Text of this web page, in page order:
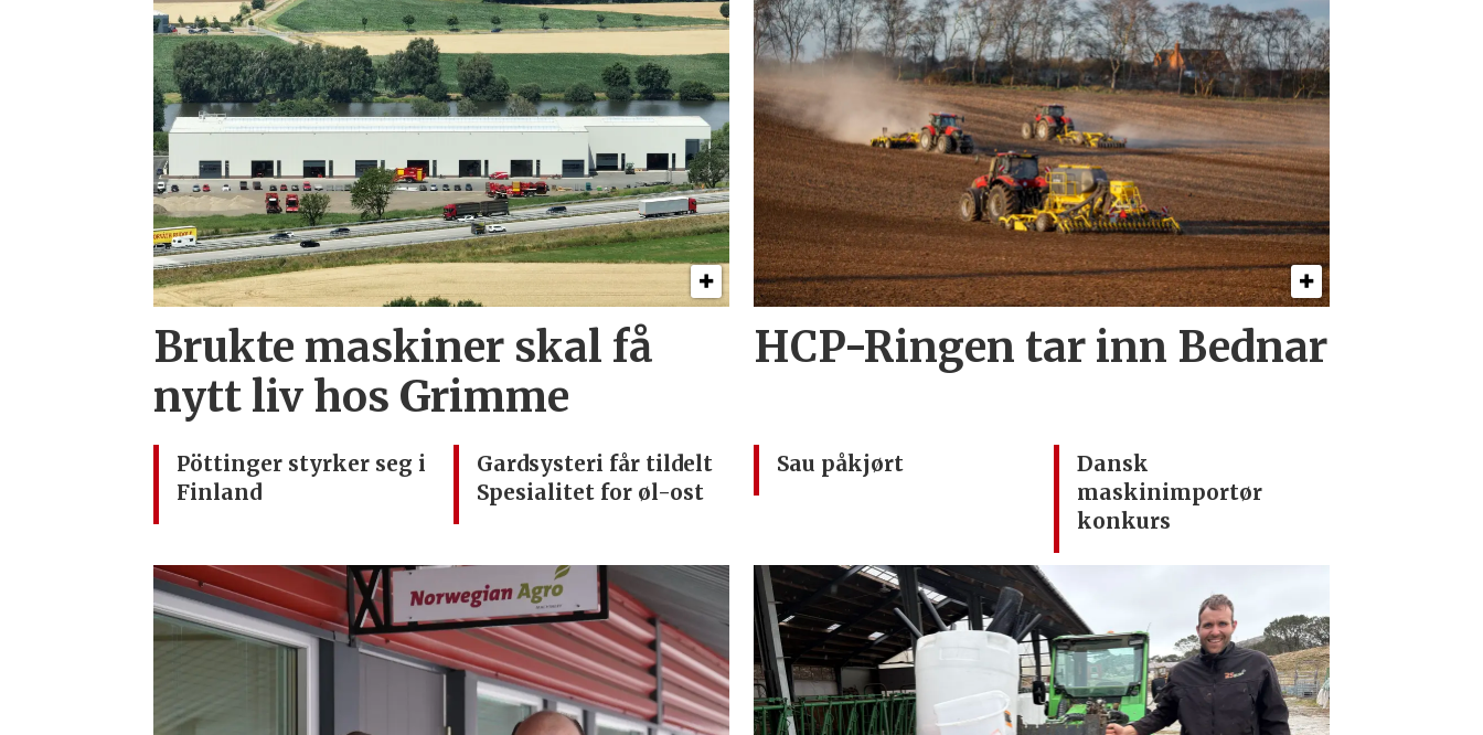
Brukte maskiner skal få
nytt liv hos Grimme
HCP-Ringen tar inn Bednar
Pöttinger styrker seg i
Finland
Gardsysteri får tildelt
Spesialitet for øl-ost
Sau påkjørt
Dansk
maskinimportør
konkurs